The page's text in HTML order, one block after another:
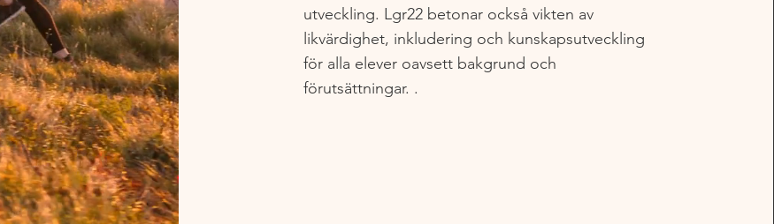
utveckling. Lgr22 betonar också vikten av
likvärdighet, inkludering och kunskapsutveckling
för alla elever oavsett bakgrund och
förutsättningar. .